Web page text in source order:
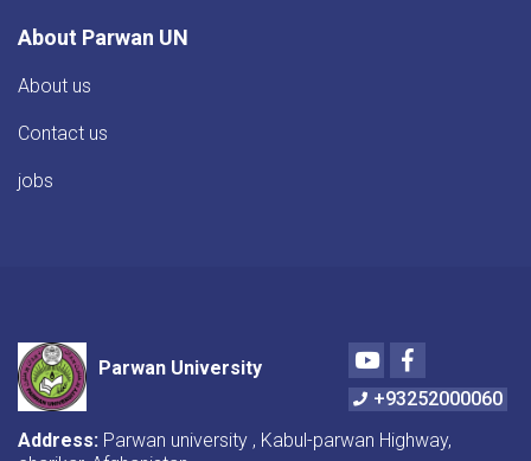
About Parwan UN
About us
Contact us
jobs
Parwan University
YoutubeFacebook
+93252000060
Address: Parwan university , Kabul-parwan Highway,